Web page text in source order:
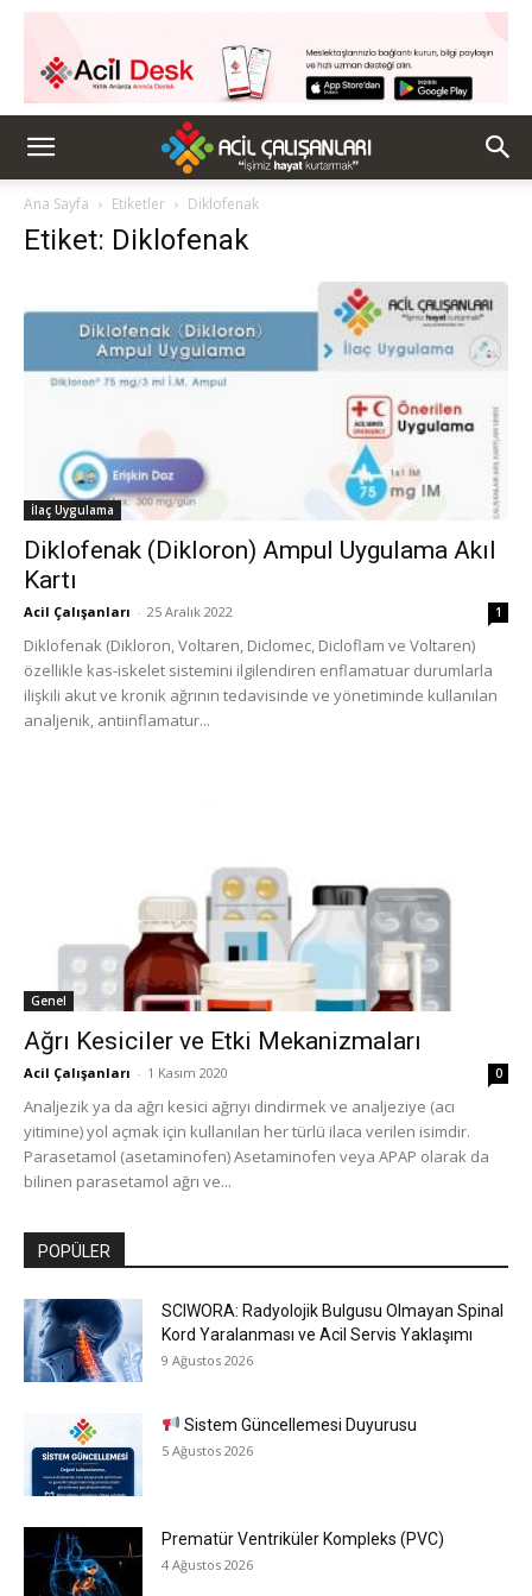
Ana Sayfa Etiketler Diklofenak
Etiket: Diklofenak
İlaç Uygulama
Diklofenak (Dikloron) Ampul Uygulama Akıl
Kartı
Acil Çalışanları - 25 Aralık 2022 1
Diklofenak (Dikloron, Voltaren, Diclomec, Dicloflam ve Voltaren)
özellikle kas-iskelet sistemini ilgilendiren enflamatuar durumlarla
ilişkili akut ve kronik ağrının tedavisinde ve yönetiminde kullanılan
analjenik, antiinflamatur...
Genel
Ağrı Kesiciler ve Etki Mekanizmaları
Acil Çalışanları - 1 Kasım 2020 0
Analjezik ya da ağrı kesici ağrıyı dindirmek ve analjeziye (acı
yitimine) yol açmak için kullanılan her türlü ilaca verilen isimdir.
Parasetamol (asetaminofen) Asetaminofen veya APAP olarak da
bilinen parasetamol ağrı ve...
POPÜLER
SCIWORA: Radyolojik Bulgusu Olmayan Spinal
Kord Yaralanması ve Acil Servis Yaklaşımı
9 Ağustos 2026
Sistem Güncellemesi Duyurusu
5 Ağustos 2026
Prematür Ventriküler Kompleks (PVC)
4 Ağustos 2026